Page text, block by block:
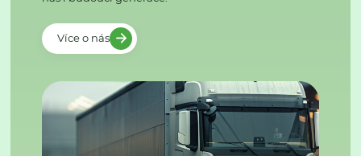
Více o nás